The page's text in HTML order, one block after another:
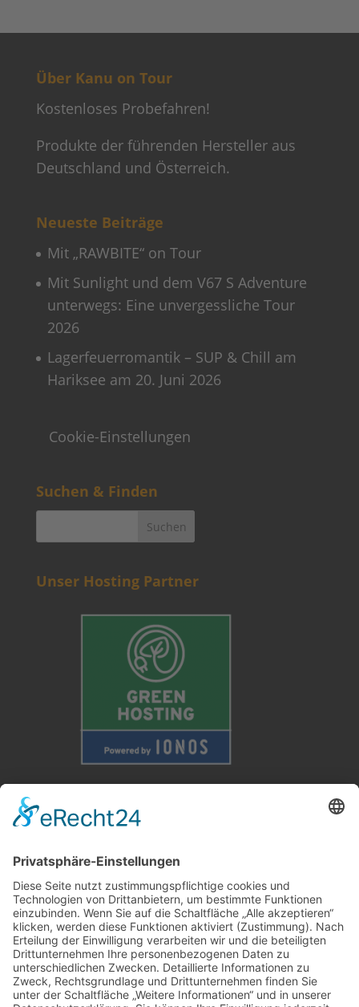
Über Kanu on Tour
Kostenloses Probefahren!
Produkte der führenden Hersteller aus
Deutschland und Österreich.
Neueste Beiträge
Mit „RAWBITE“ on Tour
Mit Sunlight und dem V67 S Adventure
unterwegs: Eine unvergessliche Tour
2026
Lagerfeuerromantik – SUP & Chill am
Hariksee am 20. Juni 2026
Cookie-Einstellungen
Suchen & Finden
Unser Hosting Partner
Weitere Informationen
Kontakt
Newsletter
FAQ
Schlagworte
Datenschutz